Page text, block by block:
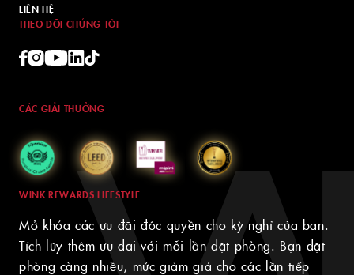
LIÊN HỆ
THEO DÕI CHÚNG TÔI
CÁC GIẢI THƯỞNG
WINK REWARDS LIFESTYLE
Mở khóa các ưu đãi độc quyền cho kỳ nghỉ của bạn.
Tích lũy thêm ưu đãi với mỗi lần đặt phòng. Bạn đặt
phòng càng nhiều, mức giảm giá cho các lần tiếp